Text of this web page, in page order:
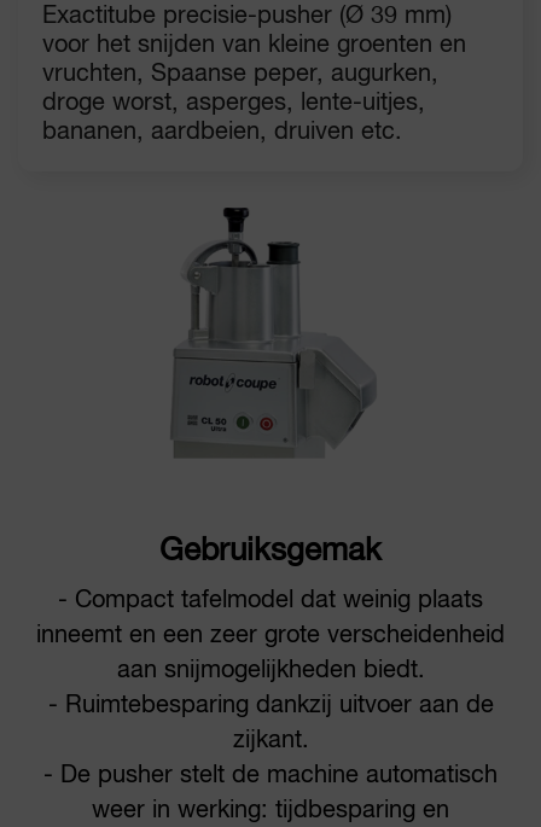
Exactitube precisie-pusher (Ø 39 mm)
voor het snijden van kleine groenten en
vruchten, Spaanse peper, augurken,
droge worst, asperges, lente-uitjes,
bananen, aardbeien, druiven etc.
Gebruiksgemak
- Compact tafelmodel dat weinig plaats
inneemt en een zeer grote verscheidenheid
aan snijmogelijkheden biedt.
- Ruimtebesparing dankzij uitvoer aan de
zijkant.
- De pusher stelt de machine automatisch
weer in werking: tijdbesparing en